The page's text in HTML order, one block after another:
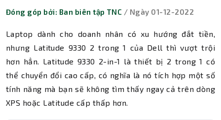
Đóng góp bởi: Ban biên tập TNC / Ngày 01-12-2022
Laptop dành cho doanh nhân có xu hướng đắt tiền,
nhưng Latitude 9330 2 trong 1 của Dell thì vượt trội
hơn hẳn. Latitude 9330 2-in-1 là thiết bị 2 trong 1 có
thể chuyển đổi cao cấp, có nghĩa là nó tích hợp một số
tính năng mà bạn sẽ không tìm thấy ngay cả trên dòng
XPS hoặc Latitude cấp thấp hơn.